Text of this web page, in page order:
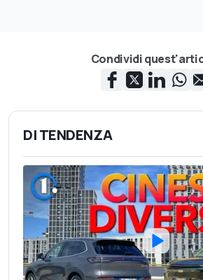
Condividi
DI TENDENZA